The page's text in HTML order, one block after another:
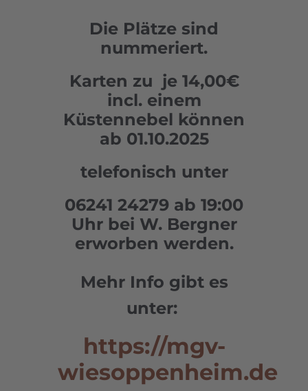
Die Plätze sind
nummeriert.
Karten zu je 14,00€
incl. einem
Küstennebel können
ab 01.10.2025
telefonisch unter
06241 24279 ab 19:00
Uhr bei W. Bergner
erworben werden.
Mehr Info gibt es
unter:
https://mgv-
wiesoppenheim.de